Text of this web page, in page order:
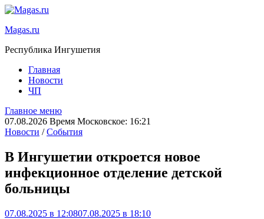
Magas.ru
Республика Ингушетия
Главная
Новости
ЧП
Главное меню
07.08.2026 Время Московское: 16:21
Новости /События
В Ингушетии откроется новое
инфекционное отделение детской
больницы
07.08.2025 в 12:0807.08.2025 в 18:10